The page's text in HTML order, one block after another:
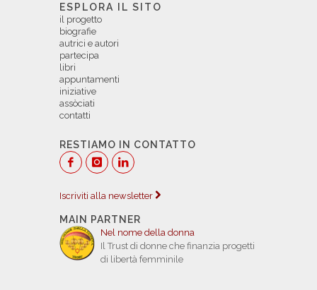
ESPLORA IL SITO
il progetto
biografie
autrici e autori
partecipa
libri
appuntamenti
iniziative
assòciati
contatti
RESTIAMO IN CONTATTO
Iscriviti alla newsletter
MAIN PARTNER
Nel nome della donna
Il Trust di donne che finanzia progetti
di libertà femminile